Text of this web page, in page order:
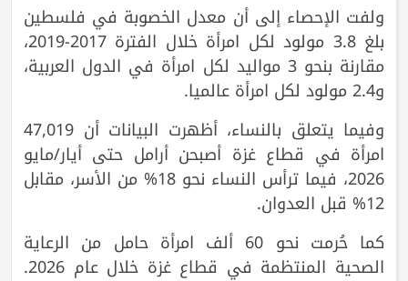
ولفت الإحصاء إلى أن معدل الخصوبة في فلسطين
بلغ 3.8 مولود لكل امرأة خلال الفترة 2017-2019،
مقارنة بنحو 3 مواليد لكل امرأة في الدول العربية،
و2.4 مولود لكل امرأة عالميا.
وفيما يتعلق بالنساء، أظهرت البيانات أن 47,019
امرأة في قطاع غزة أصبحن أرامل حتى أيار/مايو
2026، فيما ترأس النساء نحو 18% من الأسر، مقابل
12% قبل العدوان.
كما حُرمت نحو 60 ألف امرأة حامل من الرعاية
الصحية المنتظمة في قطاع غزة خلال عام 2026.